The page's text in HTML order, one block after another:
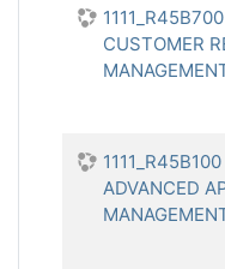
CUSTOMER
ADVANCED